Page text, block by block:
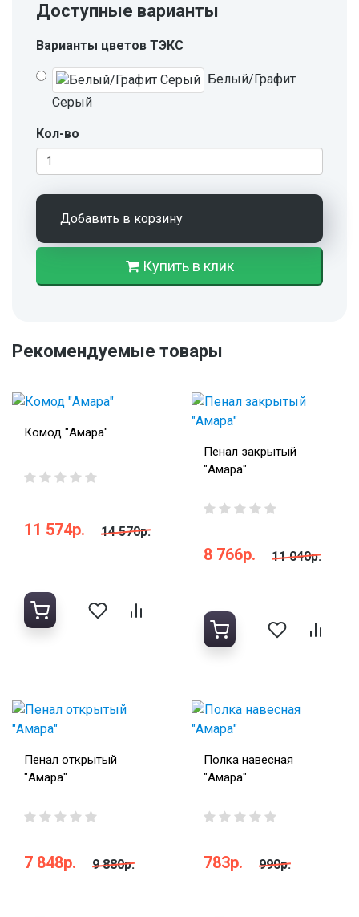
Доступные варианты
Варианты цветов ТЭКС
Белый/Графит
Серый
Кол-во
Добавить в корзину
Купить в клик
Рекомендуемые товары
Комод "Амара"
11 574р. 14 570р.
Пенал закрытый
"Амара"
8 766р. 11 040р.
Пенал открытый
"Амара"
7 848р. 9 880р.
Полка навесная
"Амара"
783р. 990р.